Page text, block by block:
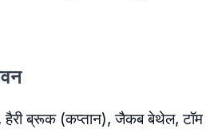
हैरी ब्रूक (कप्तान), जैकब बेथेल, टॉम